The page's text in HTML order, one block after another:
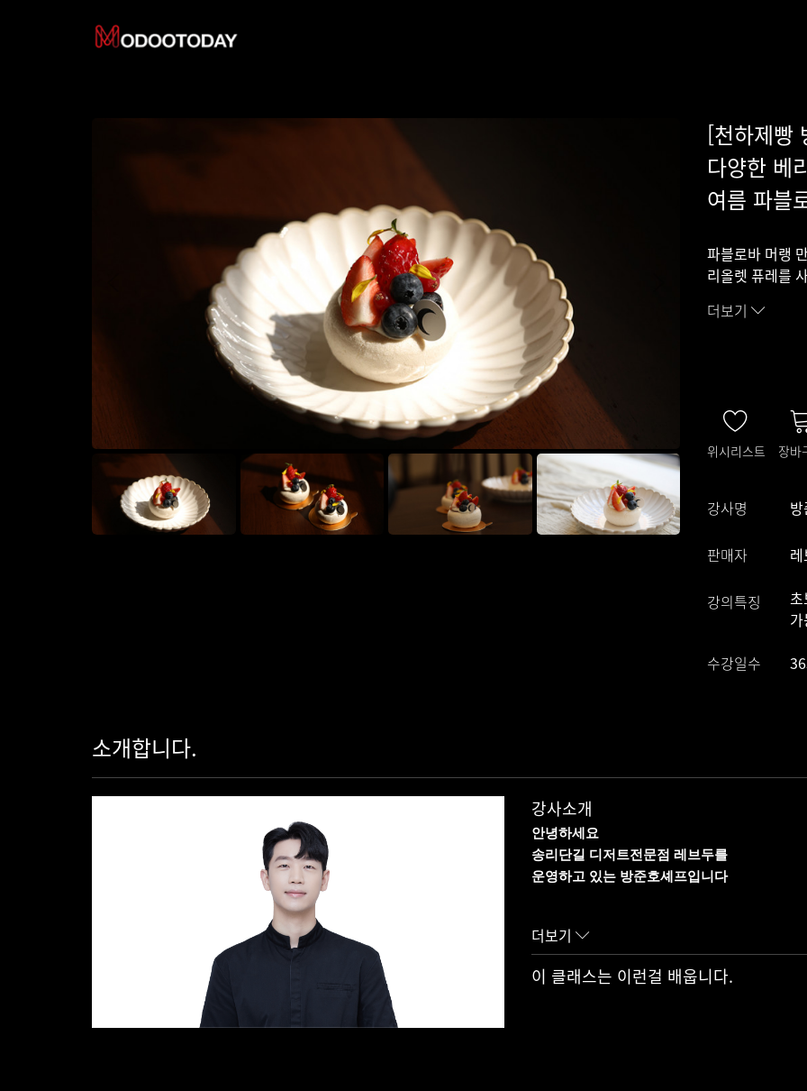
[천하제빵
다양한 베
여름 파블
파블로바 머랭
리올렛 퓨레를
더보기
위시리스트 장바
강사명
판매자
강의특징
수강일수
소개합니다.
강사소개
안녕하세요
송리단길 디저트전문점 레브두를
운영하고 있는 방준호셰프입니다
가장 인기있는 제품들로 구성하였습니다
강의 영상을 통해 다양한 디저트기법들을
더보기
이 클래스는 이런걸 배웁니다.